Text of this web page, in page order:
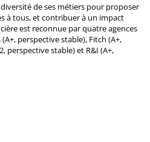
diversité de ses métiers pour proposer
à tous, et contribuer à un impact
est reconnue par quatre agences
perspective stable), Fitch (A+,
perspective stable) et R&I (A+,